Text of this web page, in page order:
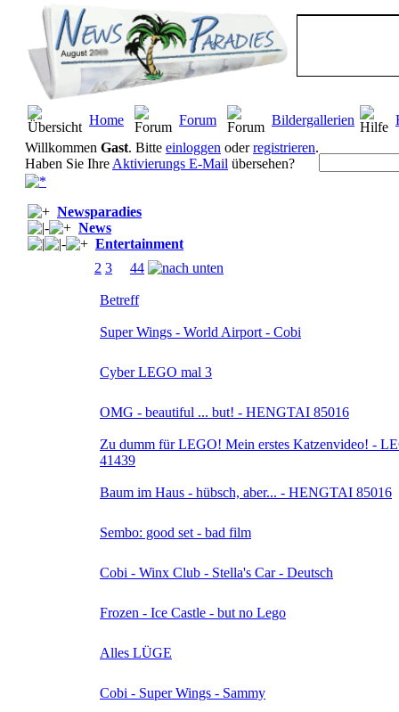
Home Forum Bildergallerien
Willkommen Gast. Bitte einloggen oderregistrieren.
Haben Sie Ihre Aktivierungs E-Mail übersehen?
Newsparadies
News
Entertainment
2 3 44
Betreff
Super Wings - World Airport - Cobi
Cyber LEGO mal 3
OMG - beautiful ... but! - HENGTAI 85016
Zu dumm für LEGO! Mein erstes Katzenvideo! -
41439
Baum im Haus - hübsch, aber... - HENGTAI 85016
Sembo: good set - bad film
Cobi - Winx Club - Stella's Car - Deutsch
Frozen - Ice Castle - but no Lego
Alles LÜGE
Cobi - Super Wings - Sammy